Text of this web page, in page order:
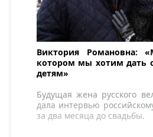
Виктория Романовна:
котором мы хотим дать
детям»
Будущая жена русского
дала интервью
за два месяца до свадьбы.